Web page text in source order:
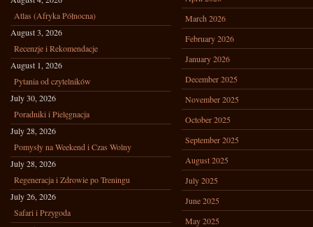
Atlas (Afryka Północna)
August 3, 2026
Recenzje i Rekomendacje
August 1, 2026
Pytania od czytelników
July 30, 2026
Poradniki i Pielęgnacja
July 28, 2026
Pomysły na Weekend i Czas Wolny
July 28, 2026
Regeneracja i Zdrowie po Treningu
July 26, 2026
Safari i Przygoda
March 2026
February 2026
January 2026
December 2025
November 2025
October 2025
September 2025
August 2025
July 2025
June 2025
May 2025